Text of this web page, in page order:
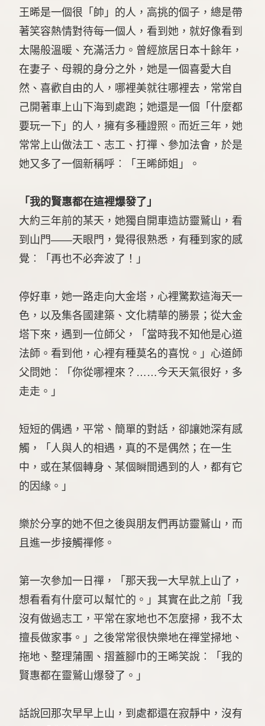
王晞是一個很「帥」的人，高挑的個子，總是帶
著笑容熱情對待每一個人，看到她，就好像看到
太陽般溫暖、充滿活力。曾經旅居日本十餘年，
在妻子、母親的身分之外，她是一個喜愛大自
然、喜歡自由的人，哪裡美就往哪裡去，常常自
己開著車上山下海到處跑；她還是一個「什麼都
要玩一下」的人，擁有多種證照。而近三年，她
常常上山做法工、志工、打禪、參加法會，於是
她又多了一個新稱呼︰「王晞師姐」。
「我的賢惠都在這裡爆發了」
大約三年前的某天，她獨自開車造訪靈鷲山，看
到山門——天眼門，覺得很熟悉，有種到家的感
覺︰「再也不必奔波了！」
停好車，她一路走向大金塔，心裡驚歎這海天一
色，以及集各國建築、文化精華的勝景；從大金
塔下來，遇到一位師父，「當時我不知他是心道
法師。看到他，心裡有種莫名的喜悅。」心道師
父問她︰「你從哪裡來？……今天天氣很好，多
走走。」
短短的偶遇，平常、簡單的對話，卻讓她深有感
觸，「人與人的相遇，真的不是偶然；在一生
中，或在某個轉身、某個瞬間遇到的人，都有它
的因緣。」
樂於分享的她不但之後與朋友們再訪靈鷲山，而
且進一步接觸禪修。
第一次參加一日禪，「那天我一大早就上山了，
想看看有什麼可以幫忙的。」其實在此之前「我
沒有做過志工，平常在家地也不怎麼掃，我不太
擅長做家事。」之後常常很快樂地在禪堂掃地、
拖地、整理蒲團、摺蓋腳巾的王晞笑說︰「我的
賢惠都在靈鷲山爆發了。」
話說回那次早早上山，到處都還在寂靜中，沒有